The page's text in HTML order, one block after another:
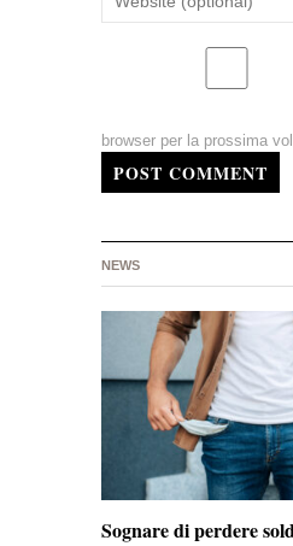
browser per la prossima
POST COMMENT
NEWS
Sognare di perdere